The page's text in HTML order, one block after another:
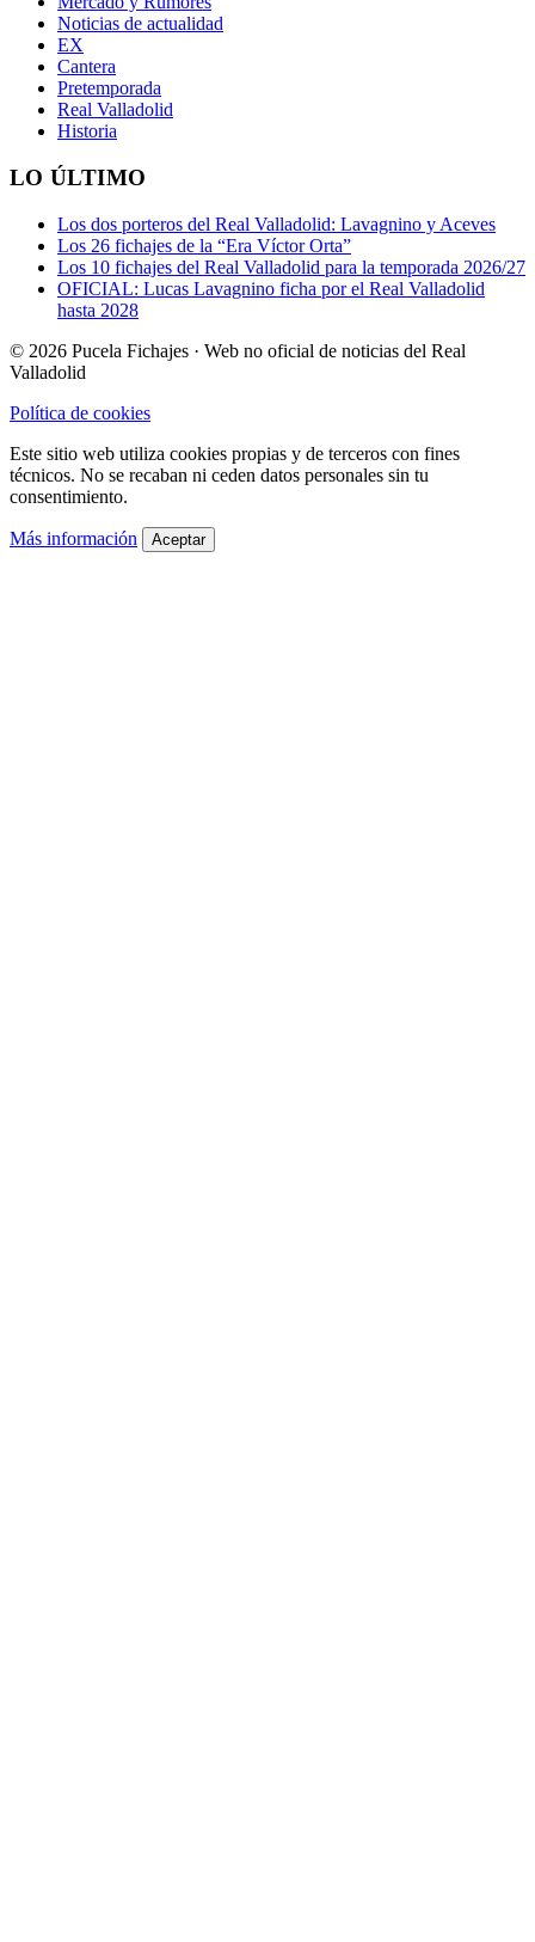
Noticias de actualidad
EX
Cantera
Pretemporada
Real Valladolid
Historia
LO ÚLTIMO
Los dos porteros del Real Valladolid: Lavagnino y Aceves
Los 26 fichajes de la “Era Víctor Orta”
Los 10 fichajes del Real Valladolid para la temporada 2026/27
OFICIAL: Lucas Lavagnino ficha por el Real Valladolid
hasta 2028
© 2026 Pucela Fichajes · Web no oficial de noticias del Real
Valladolid
Política de cookies
Este sitio web utiliza cookies propias y de terceros con fines
técnicos. No se recaban ni ceden datos personales sin tu
consentimiento.
Más información Aceptar